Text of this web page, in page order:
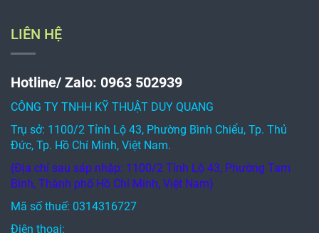
LIÊN HỆ
Hotline/ Zalo: 0963 502939
CÔNG TY TNHH KỸ THUẬT DUY QUANG
Trụ sở: 1100/2 Tỉnh Lộ 43, Phường Bình Chiểu, Tp. Thủ
Đức, Tp. Hồ Chí Minh, Việt Nam.
(Địa chỉ sau sáp nhập: 1100/2 Tỉnh Lộ 43, Phường Tam
Bình, Thành phố Hồ Chí Minh, Việt Nam)
Mã số thuế: 0314316727
Điện thoại: